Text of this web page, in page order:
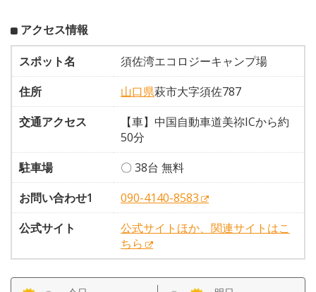
アクセス情報
スポット名
須佐湾エコロジーキャンプ場
住所
山口県萩市大字須佐787
交通アクセス
【車】中国自動車道美祢ICから約
50分
駐車場
〇 38台 無料
お問い合わせ1
090-4140-8583
公式サイト
公式サイトほか、関連サイトはこ
ちら